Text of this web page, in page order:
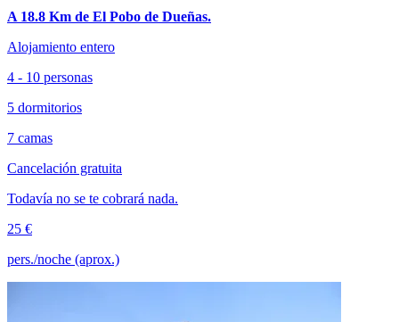
A 18.8 Km de El Pobo de Dueñas.
Alojamiento entero
4 - 10 personas
5 dormitorios
7 camas
Cancelación gratuita
Todavía no se te cobrará nada.
25 €
pers./noche (aprox.)